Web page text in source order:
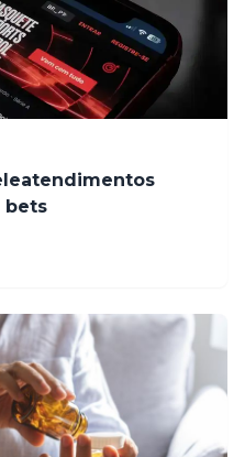
bets